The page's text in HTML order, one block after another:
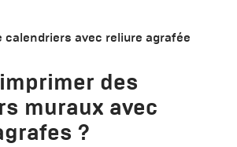
calendriers avec reliure agrafée
des
muraux avec
?